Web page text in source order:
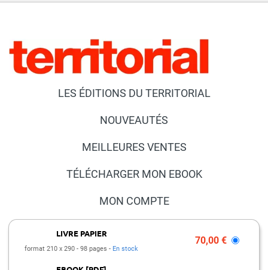
LIVRE PAPIER
format 210 x 290 98 pages En stock
70,00 €
LES ÉDITIONS DU TERRITORIAL
NOUVEAUTÉS
MEILLEURES VENTES
TÉLÉCHARGER MON EBOOK
MON COMPTE
FAQ